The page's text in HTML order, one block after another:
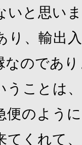
いと思い
り、輸出
なのであ
うことは
便のよう
てくれて